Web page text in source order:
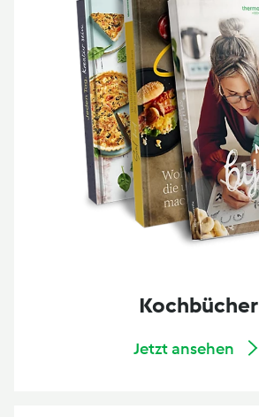
Kochbücher
Jetzt ansehen